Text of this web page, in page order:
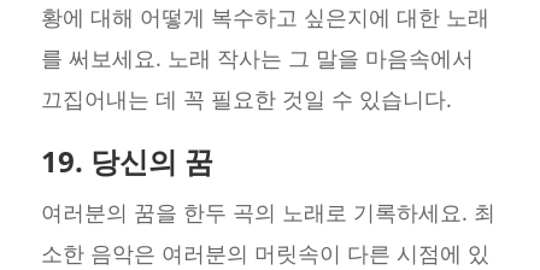
황에 대해 어떻게 복수하고 싶은지에 대한 노래
를 써보세요. 노래 작사는 그 말을 마음속에서
끄집어내는 데 꼭 필요한 것일 수 있습니다.
19. 당신의 꿈
여러분의 꿈을 한두 곡의 노래로 기록하세요. 최
소한 음악은 여러분의 머릿속이 다른 시점에 있